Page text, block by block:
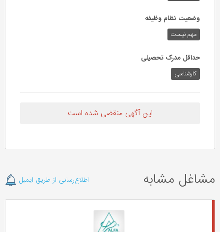
وضعیت نظام وظیفه
مهم‌ نیست
حداقل مدرک تحصیلی
کارشناسی
این آگهی منقضی شده است
مشاغل مشابه اطلاع‌رسانی از طریق ایمیل